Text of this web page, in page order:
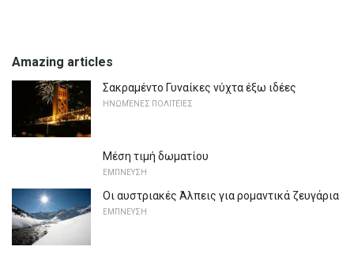
Amazing articles
Σακραμέντο Γυναίκες νύχτα έξω ιδέες
ΗΝΩΜΈΝΕΣ ΠΟΛΙΤΕΊΕΣ
Μέση τιμή δωματίου
ΕΜΠΝΕΥΣΗ
Οι αυστριακές Άλπεις για ρομαντικά ζευγάρια
ΕΜΠΝΕΥΣΗ